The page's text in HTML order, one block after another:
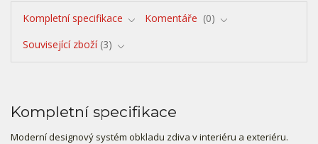
Kompletní specifikace Komentáře
0
Související zboží 3
Kompletní specifikace
Moderní designový systém obkladu zdiva v interiéru a exteriéru.